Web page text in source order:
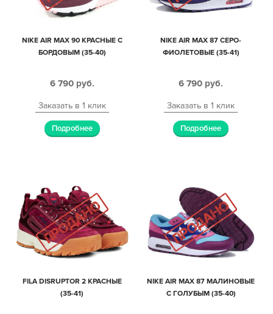
NIKE AIR MAX 90 КРАСНЫЕ С
БОРДОВЫМ (35-40)
6 790 руб.
Заказать в 1 клик
Подробнее
NIKE AIR MAX 87 СЕРО-
ФИОЛЕТОВЫЕ (35-41)
6 790 руб.
Заказать в 1 клик
Подробнее
FILA DISRUPTOR 2 КРАСНЫЕ
(35-41)
NIKE AIR MAX 87 МАЛИНОВЫЕ
С ГОЛУБЫМ (35-40)